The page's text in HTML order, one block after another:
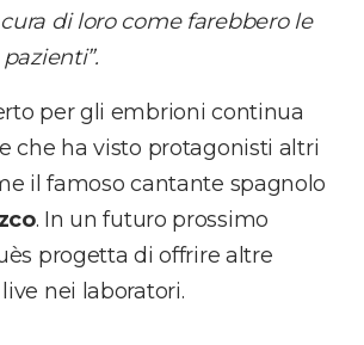
di loro come farebbero le
per gli embrioni continua
che ha visto protagonisti altri
il famoso cantante spagnolo
. In un futuro prossimo
progetta di offrire altre
nei laboratori.